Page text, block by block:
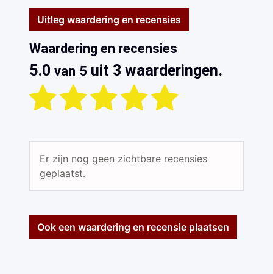
Uitleg waardering en recensies
Waardering en recensies
5.0 van 5 uit 3 waarderingen.
Er zijn nog geen zichtbare recensies
geplaatst.
Ook een waardering en recensie plaatsen